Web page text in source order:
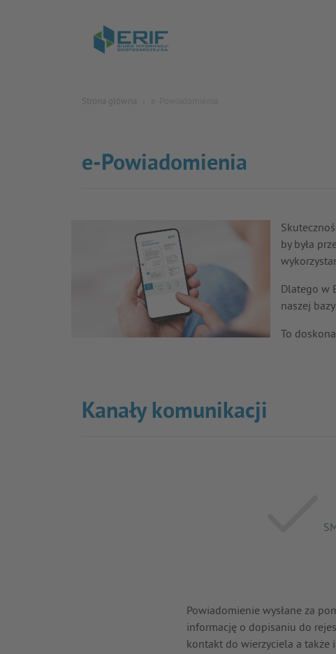
Strona główna
e-Powiadomienia
by była
Dlatego w
naszej
To
Kanały komunikacji
Powiadomienie wysłane za
informację o dopisaniu do
kontakt do wierzyciela a